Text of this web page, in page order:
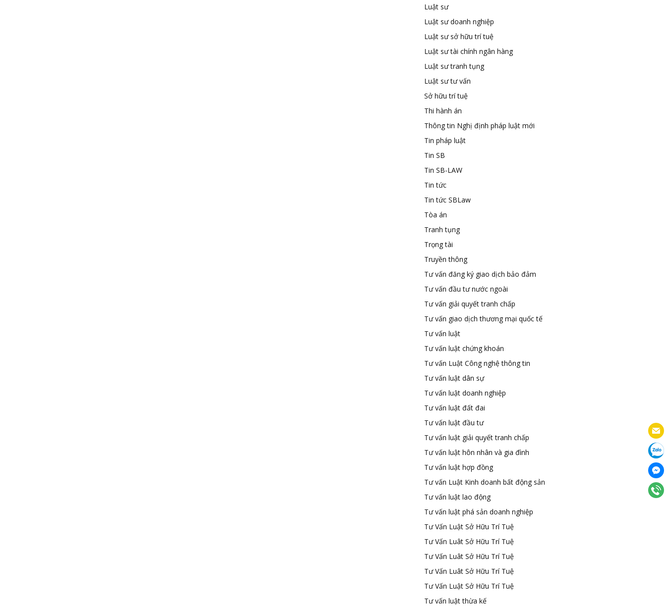
Luật sư
Luật sư doanh nghiệp
Luật sư sở hữu trí tuệ
Luật sư tài chính ngân hàng
Luật sư tranh tụng
Luật sư tư vấn
Sở hữu trí tuệ
Thi hành án
Thông tin Nghị định pháp luật mới
Tin pháp luật
Tin SB
Tin SB-LAW
Tin tức
Tin tức SBLaw
Tòa án
Tranh tụng
Trọng tài
Truyền thông
Tư vấn đăng ký giao dịch bảo đảm
Tư vấn đầu tư nước ngoài
Tư vấn giải quyết tranh chấp
Tư vấn giao dịch thương mại quốc tế
Tư vấn luật
Tư vấn luật chứng khoán
Tư vấn Luật Công nghệ thông tin
Tư vấn luật dân sự
Tư vấn luật doanh nghiệp
Tư vấn luật đất đai
Tư vấn luật đầu tư
Tư vấn luật giải quyết tranh chấp
Tư vấn luật hôn nhân và gia đình
Tư vấn luật hợp đồng
Tư vấn Luật Kinh doanh bất động sản
Tư vấn luật lao động
Tư vấn luật phá sản doanh nghiệp
Tư Vấn Luật Sở Hữu Trí Tuệ
Tư Vấn Luât Sở Hữu Trí Tuệ
Tư Vấn Luât Sở Hữu Trí Tuệ
Tư Vấn Luât Sở Hữu Trí Tuệ
Tư Vấn Luật Sở Hữu Trí Tuệ
Tư vấn luật thừa kế